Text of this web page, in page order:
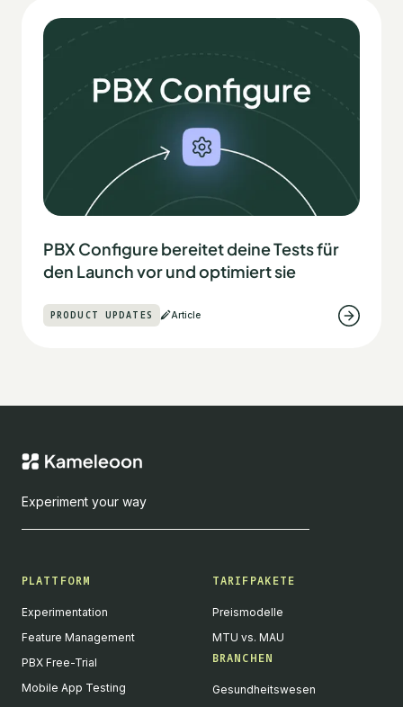
PBX Configure bereitet deine Tests für
den Launch vor und optimiert sie
PRODUCT UPDATES Article
Experiment your way
PLATTFORM
Experimentation
Feature Management
PBX Free-Trial
Mobile App Testing
TARIFPAKETE
Preismodelle
MTU vs. MAU
BRANCHEN
Gesundheitswesen